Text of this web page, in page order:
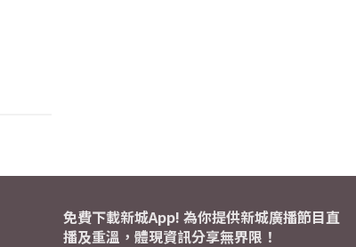
免費下載新城App! 為你提供新城廣播節目直
播及重溫，體現資訊分享無界限！